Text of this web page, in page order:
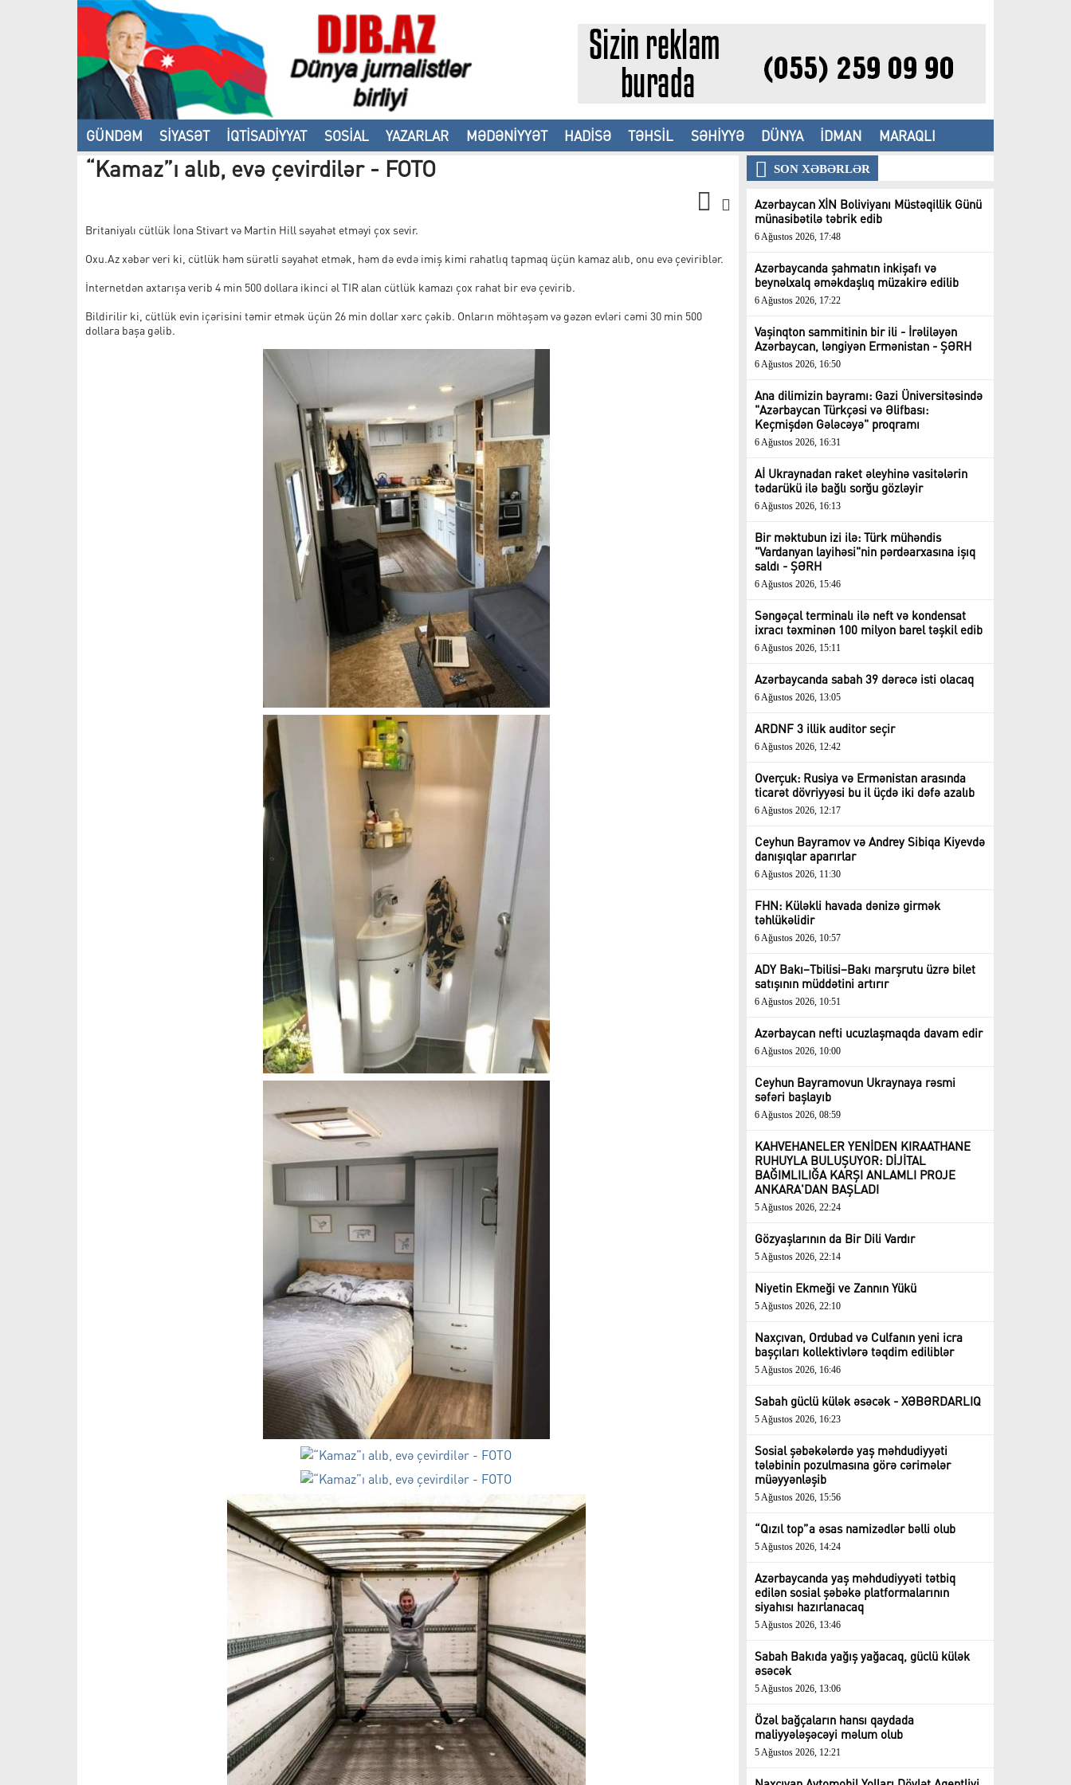
GÜNDƏM SİYASƏT İQTİSADİYYAT SOSİAL YAZARLAR MƏDƏNİYYƏT HADİSƏ TƏHSİL SƏHİYYƏ DÜNYA İDMAN
MARAQLI
VİDEO
“Kamaz”ı alıb, evə çevirdilər - FOTO
Britaniyalı cütlük İona Stivart və Martin Hill səyahət etməyi çox sevir.
Oxu.Az xəbər veri ki, cütlük həm sürətli səyahət etmək, həm də evdə imiş kimi rahatlıq tapmaq üçün kamaz alıb, onu evə çeviriblər.
İnternetdən axtarışa verib 4 min 500 dollara ikinci əl TIR alan cütlük kamazı çox rahat bir evə çevirib.
Bildirilir ki, cütlük evin içərisini təmir etmək üçün 26 min dollar xərc çəkib. Onların möhtəşəm və gəzən evləri cəmi 30 min 500
dollara başa gəlib.
SON XƏBƏRLƏR
Azərbaycan XİN Boliviyanı Müstəqillik Günü
münasibətilə təbrik edib
6 Ağustos 2026, 17:48
Azərbaycanda şahmatın inkişafı və
beynəlxalq əməkdaşlıq müzakirə edilib
6 Ağustos 2026, 17:22
Vaşinqton sammitinin bir ili - İrəliləyən
Azərbaycan, ləngiyən Ermənistan - ŞƏRH
6 Ağustos 2026, 16:50
Ana dilimizin bayramı: Gazi Üniversitəsində
"Azərbaycan Türkçəsi və Əlifbası:
Keçmişdən Gələcəyə" proqramı
6 Ağustos 2026, 16:31
Aİ Ukraynadan raket əleyhinə vasitələrin
tədarükü ilə bağlı sorğu gözləyir
6 Ağustos 2026, 16:13
Bir məktubun izi ilə: Türk mühəndis
"Vardanyan layihəsi"nin pərdəarxasına işıq
saldı - ŞƏRH
6 Ağustos 2026, 15:46
Səngəçal terminalı ilə neft və kondensat
ixracı təxminən 100 milyon barel təşkil edib
6 Ağustos 2026, 15:11
Azərbaycanda sabah 39 dərəcə isti olacaq
6 Ağustos 2026, 13:05
ARDNF 3 illik auditor seçir
6 Ağustos 2026, 12:42
Overçuk: Rusiya və Ermənistan arasında
ticarət dövriyyəsi bu il üçdə iki dəfə azalıb
6 Ağustos 2026, 12:17
Ceyhun Bayramov və Andrey Sibiqa Kiyevdə
danışıqlar aparırlar
6 Ağustos 2026, 11:30
FHN: Küləkli havada dənizə girmək
təhlükəlidir
6 Ağustos 2026, 10:57
ADY Bakı–Tbilisi–Bakı marşrutu üzrə bilet
satışının müddətini artırır
6 Ağustos 2026, 10:51
Azərbaycan nefti ucuzlaşmaqda davam edir
6 Ağustos 2026, 10:00
Ceyhun Bayramovun Ukraynaya rəsmi
səfəri başlayıb
6 Ağustos 2026, 08:59
KAHVEHANELER YENİDEN KIRAATHANE
RUHUYLA BULUŞUYOR: DİJİTAL
BAĞIMLILIĞA KARŞI ANLAMLI PROJE
ANKARA'DAN BAŞLADI
5 Ağustos 2026, 22:24
Gözyaşlarının da Bir Dili Vardır
5 Ağustos 2026, 22:14
Niyetin Ekmeği ve Zannın Yükü
5 Ağustos 2026, 22:10
Naxçıvan, Ordubad və Culfanın yeni icra
başçıları kollektivlərə təqdim ediliblər
5 Ağustos 2026, 16:46
Sabah güclü külək əsəcək - XƏBƏRDARLIQ
5 Ağustos 2026, 16:23
Sosial şəbəkələrdə yaş məhdudiyyəti
tələbinin pozulmasına görə cərimələr
müəyyənləşib
5 Ağustos 2026, 15:56
“Qızıl top”a əsas namizədlər bəlli olub
5 Ağustos 2026, 14:24
Azərbaycanda yaş məhdudiyyəti tətbiq
edilən sosial şəbəkə platformalarının
siyahısı hazırlanacaq
5 Ağustos 2026, 13:46
Sabah Bakıda yağış yağacaq, güclü külək
əsəcək
5 Ağustos 2026, 13:06
Özəl bağçaların hansı qaydada
maliyyələşəcəyi məlum olub
5 Ağustos 2026, 12:21